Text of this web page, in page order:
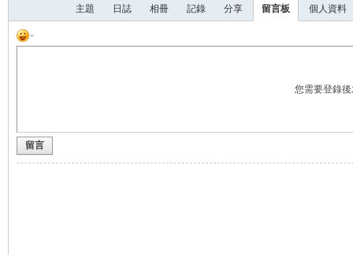
主題 日誌 相冊 記錄 分享 留言板 個人資料
您需要登錄
留言